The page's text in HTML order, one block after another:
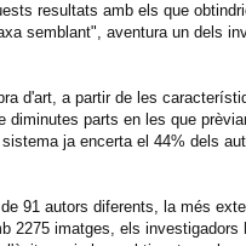
resultats amb els que
semblant", aventura un dels
d'art, a partir de les
parts en les que
ja encerta el 44% dels
91 autors diferents, la més
2275 imatges, els